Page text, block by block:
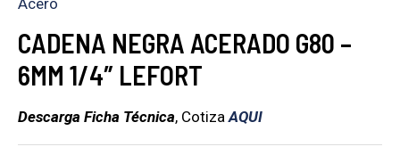
Acero
CADENA NEGRA ACERADO G80 –
6MM 1/4″ LEFORT
Descarga Ficha Técnica, CotizaAQUI